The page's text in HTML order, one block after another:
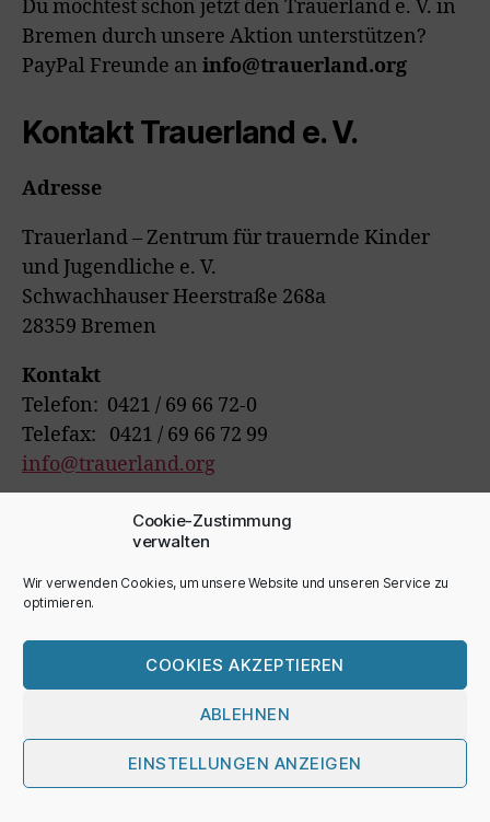
Cookie-Zustimmung
verwalten
Wir verwenden Cookies, um unsere Website und unseren Service zu
optimieren.
COOKIES AKZEPTIEREN
ABLEHNEN
EINSTELLUNGEN ANZEIGEN
Du möchtest schon jetzt den Trauerland e. V. in
Bremen durch unsere Aktion unterstützen?
PayPal Freunde an info@trauerland.org
Kontakt Trauerland e. V.
Adresse
Trauerland – Zentrum für trauernde Kinder
und Jugendliche e. V.
Schwachhauser Heerstraße 268a
28359 Bremen
Kontakt
Telefon: 0421 / 69 66 72-0
Telefax: 0421 / 69 66 72 99
info@trauerland.org
YouTube Kanal
https://bit.ly/3lPqy5M
© 2026BRICKS FOR KIDS
Impressum/Disclaimer
Nach oben↑